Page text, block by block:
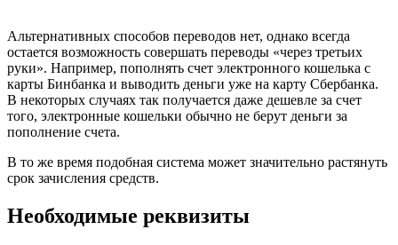
Альтернативных способов переводов нет, однако всегда
остается возможность совершать переводы «через третьих
руки». Например, пополнять счет электронного кошелька с
карты Бинбанка и выводить деньги уже на карту Сбербанка.
В некоторых случаях так получается даже дешевле за счет
того, электронные кошельки обычно не берут деньги за
пополнение счета.
В то же время подобная система может значительно растянуть
срок зачисления средств.
Необходимые реквизиты